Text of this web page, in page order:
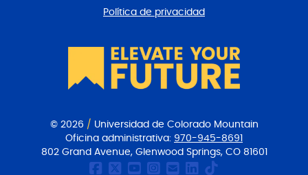
Política de privacidad
© 2026 / Universidad de Colorado Mountain
Oficina administrativa: 970-945-8691
802 Grand Avenue, Glenwood Springs, CO 81601
Página de Facebook del
CMC Twitter
Canal Youtube del
CMC enCMC en